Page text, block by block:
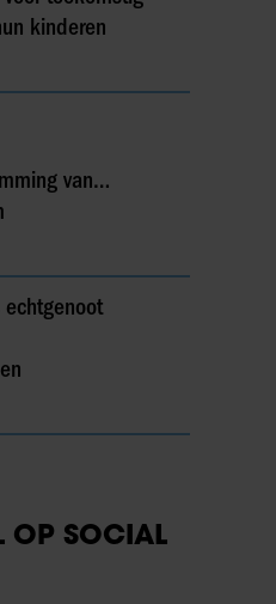
kinderen
van…
echtgenoot
OP SOCIAL